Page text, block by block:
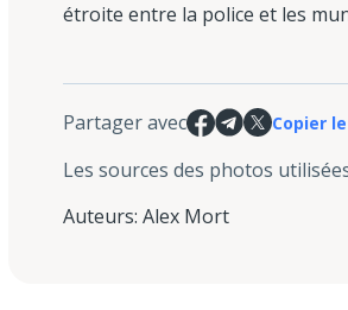
étroite entre la police et les
Partager avec Copier
Les sources des photos
Auteurs: Alex Mort